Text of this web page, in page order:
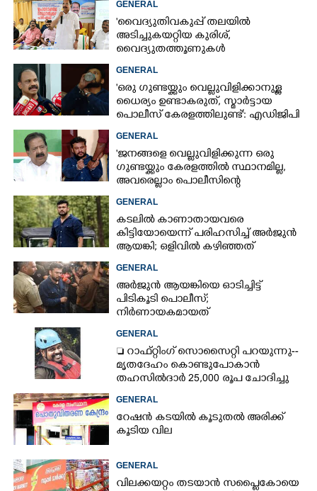
GENERAL
'വൈദ്യുതിവകുപ്പ് തലയിൽ
അടിച്ചുകയറ്റിയ കുരിശ്‌,
വൈദ്യുതത്തൂണുകൾ
പൊട്ടിവീണാൽപോലും മന്ത്രിയെ
വിളിക്കുന്ന കാലമാണിത്'
GENERAL
'ഒരു ഗുണ്ടയ്ക്കും വെല്ലുവിളിക്കാനുള്ള
ധൈര്യം ഉണ്ടാകരുത്, സ്മാർട്ടായ
പൊലീസ് കേരളത്തിലുണ്ട്': എഡിജിപി
പി വിജയൻ
GENERAL
'ജനങ്ങളെ വെല്ലുവിളിക്കുന്ന ഒരു
ഗുണ്ടയ്ക്കും കേരളത്തിൽ സ്ഥാനമില്ല,​
അവരെല്ലാം പൊലീസിന്റെ
നിരീക്ഷണത്തിലാണ്'
GENERAL
കടലിൽ കാണാതായവരെ
കിട്ടിയോയെന്ന് പരിഹസിച്ച് അർജുൻ
ആയങ്കി; ഒളിവിൽ കഴിഞ്ഞത്
പയ്യന്നൂരിലെ ലോഡ്‌ജിൽ
GENERAL
അർജുൻ ആയങ്കിയെ ഓടിച്ചിട്ട്
പിടികൂടി പൊലീസ്;
നിർണായകമായത്
ഓട്ടോഡ്രൈവർക്ക് തോന്നിയ
സംശയം
GENERAL
 റാഫ്റ്റിംഗ് സൊസൈറ്റി പറയുന്നു--
മൃതദേഹം കൊണ്ടുപോകാൻ
തഹസിൽദാർ 25,000 രൂപ ചോദിച്ചു
GENERAL
റേഷൻ കടയിൽ കൂടുതൽ അരിക്ക്
കൂടിയ വില
GENERAL
വിലക്കയറ്റം തടയാൻ സപ്ലൈകോയെ